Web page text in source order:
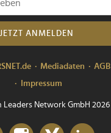
JETZT ANMELDEN
Mediadaten AGB
Impressum
Network GmbH 2026